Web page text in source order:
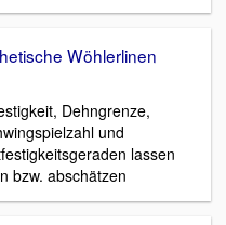
Wöhlerlinen
Dehngrenze,
und
lassen
bzw. abschätzen